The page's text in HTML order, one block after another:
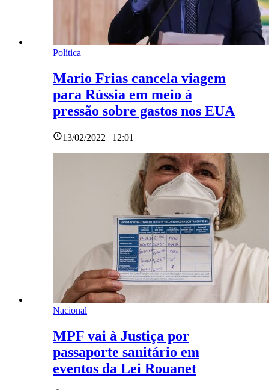
Política
Mario Frias cancela viagem
para Rússia em meio à
pressão sobre gastos nos EUA
13/02/2022 | 12:01
Nacional
MPF vai à Justiça por
passaporte sanitário em
eventos da Lei Rouanet